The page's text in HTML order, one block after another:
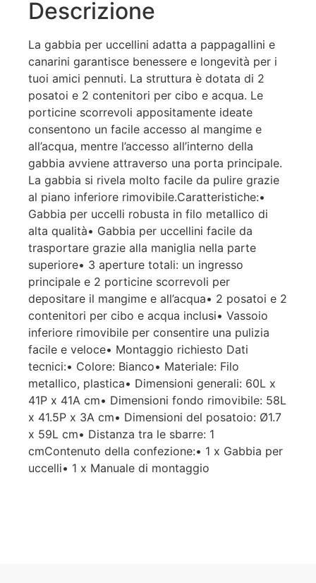
Descrizione
La gabbia per uccellini adatta a pappagallini e
canarini garantisce benessere e longevità per i
tuoi amici pennuti. La struttura è dotata di 2
posatoi e 2 contenitori per cibo e acqua. Le
porticine scorrevoli appositamente ideate
consentono un facile accesso al mangime e
all’acqua, mentre l’accesso all’interno della
gabbia avviene attraverso una porta principale.
La gabbia si rivela molto facile da pulire grazie
al piano inferiore rimovibile.Caratteristiche:•
Gabbia per uccelli robusta in filo metallico di
alta qualità• Gabbia per uccellini facile da
trasportare grazie alla maniglia nella parte
superiore• 3 aperture totali: un ingresso
principale e 2 porticine scorrevoli per
depositare il mangime e all’acqua• 2 posatoi e 2
contenitori per cibo e acqua inclusi• Vassoio
inferiore rimovibile per consentire una pulizia
facile e veloce• Montaggio richiesto Dati
tecnici:• Colore: Bianco• Materiale: Filo
metallico, plastica• Dimensioni generali: 60L x
41P x 41A cm• Dimensioni fondo rimovibile: 58L
x 41.5P x 3A cm• Dimensioni del posatoio: Ø1.7
x 59L cm• Distanza tra le sbarre: 1
cmContenuto della confezione:• 1 x Gabbia per
uccelli• 1 x Manuale di montaggio